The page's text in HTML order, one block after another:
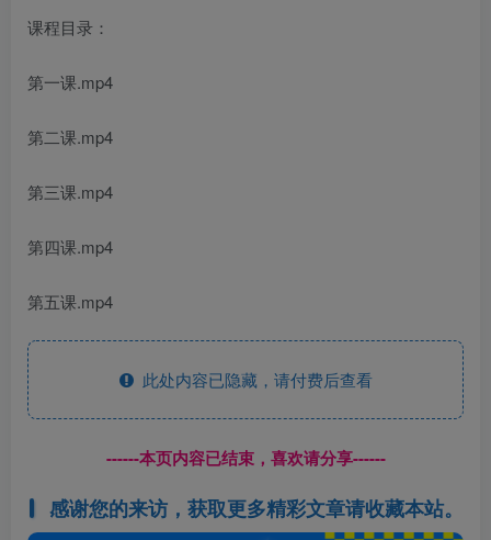
课程目录：
第一课.mp4
第二课.mp4
第三课.mp4
第四课.mp4
第五课.mp4
此处内容已隐藏，请付费后查看
------本页内容已结束，喜欢请分享------
感谢您的来访，获取更多精彩文章请收藏本站。